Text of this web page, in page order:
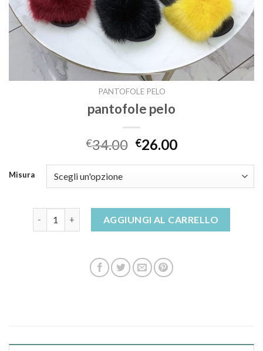
PANTOFOLE PELO
pantofole pelo
€34.00 €26.00
Misura
AGGIUNGI AL CARRELLO